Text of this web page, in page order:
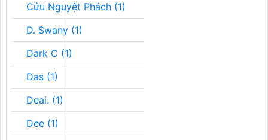
Cửu Nguyệt Phách (1)
D. Swany (1)
Dark C (1)
Das (1)
Deai. (1)
Dee (1)